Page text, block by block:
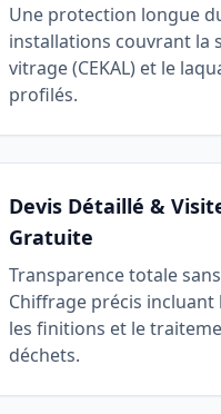
Une protection longue
installations couvrant la
vitrage (CEKAL) et le
profilés.
Devis Détaillé &
Gratuite
Transparence totale
Chiffrage précis incluant
les finitions et le
déchets.